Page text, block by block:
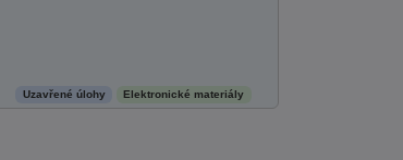
Uzavřené úlohy Elektronické materiály